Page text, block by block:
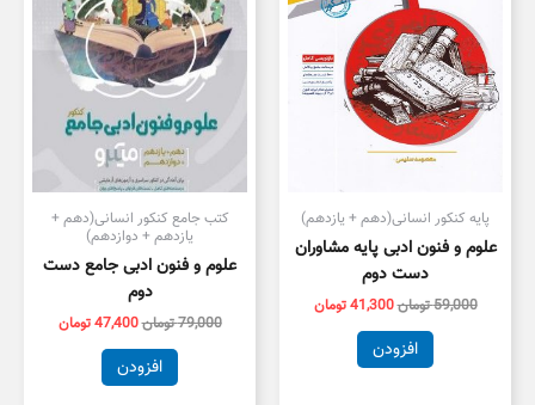
پایه کنکور انسانی(دهم + یازدهم)
علوم و فنون ادبی پایه مشاوران
دست دوم
59,000تومان41,300تومان
افزودن
کتب جامع کنکور انسانی(دهم +
یازدهم + دوازدهم)
علوم و فنون ادبی جامع دست
دوم
79,000تومان47,400تومان
افزودن